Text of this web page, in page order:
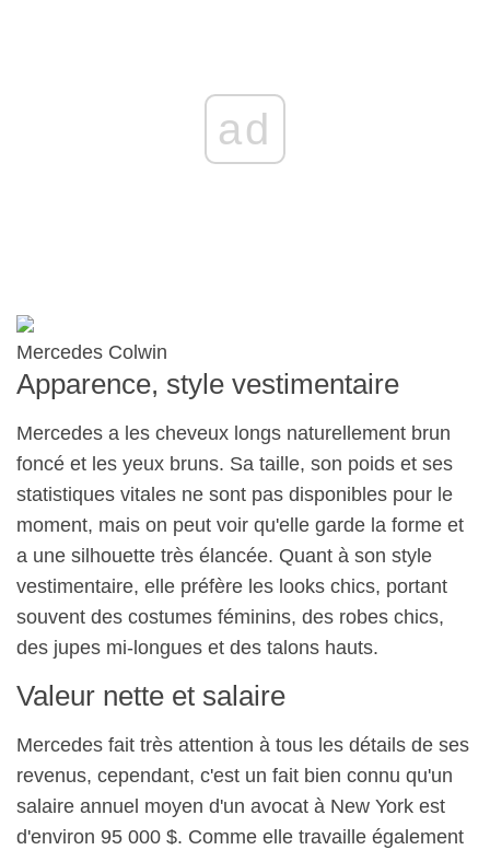
ad
Mercedes Colwin
Apparence, style vestimentaire
Mercedes a les cheveux longs naturellement brun
foncé et les yeux bruns. Sa taille, son poids et ses
statistiques vitales ne sont pas disponibles pour le
moment, mais on peut voir qu'elle garde la forme et
a une silhouette très élancée. Quant à son style
vestimentaire, elle préfère les looks chics, portant
souvent des costumes féminins, des robes chics,
des jupes mi-longues et des talons hauts.
Valeur nette et salaire
Mercedes fait très attention à tous les détails de ses
revenus, cependant, c'est un fait bien connu qu'un
salaire annuel moyen d'un avocat à New York est
d'environ 95 000 $. Comme elle travaille également